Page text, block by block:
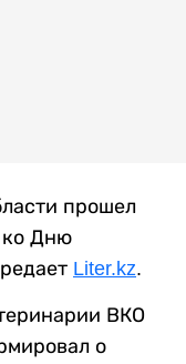
прошел
ко Дню
Liter.kz.
ВКО
о